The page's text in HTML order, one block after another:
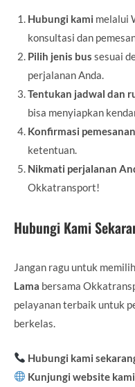
Hubungi kami melalui
konsultasi dan
Pilih jenis bus sesuai
perjalanan Anda.
Tentukan jadwal dan
bisa menyiapkan
Konfirmasi pemesanan
ketentuan.
Nikmati perjalanan
Okkatransport!
Hubungi Kami
Jangan ragu untuk memilih
Lama bersama
pelayanan terbaik untuk
berkelas.
Hubungi kami
Kunjungi website